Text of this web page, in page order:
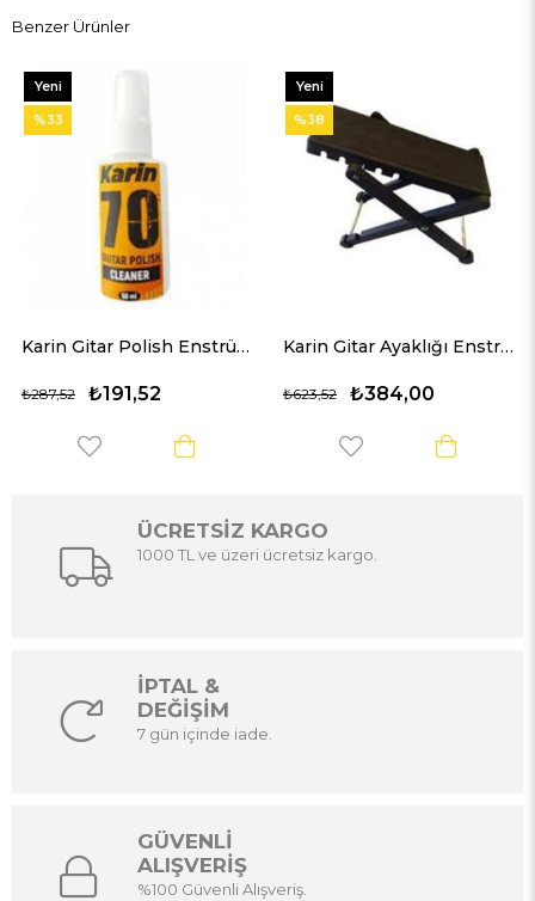
Benzer Ürünler
Karin Gitar Polish Enstrüman Bakım ve Temizlik Ürünü
₺191,52
₺287,52
Yeni
Ürün
%33
Karin Gitar Ayaklığı Enstrüman Ayak Sehpası
₺384,00
₺623,52
Yeni
Ürün
%38
ÜCRETSİZ KARGO
1000 TL ve üzeri ücretsiz kargo.
İPTAL &
DEĞİŞİM
7 gün içinde iade.
GÜVENLİ
ALIŞVERİŞ
%100 Güvenli Alışveriş.